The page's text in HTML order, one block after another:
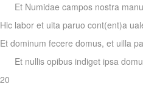
Et Numidae campos nostra
Hic labor et uita paruo cont(ent)a
Et dominum fecere domus, et uilla
Et nullis opibus indiget ipsa
20